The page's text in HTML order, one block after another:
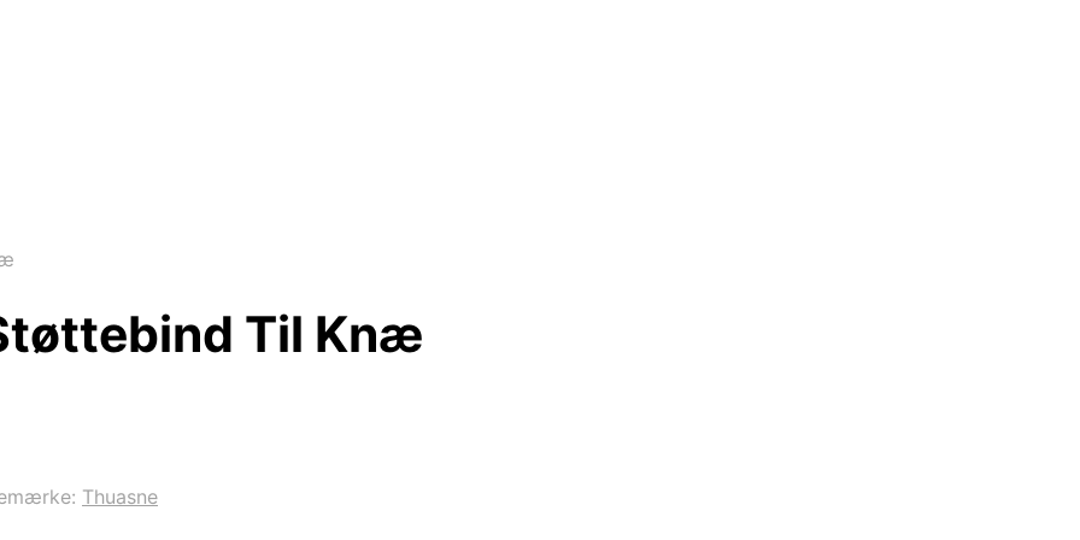
Til Knæ
Thuasne